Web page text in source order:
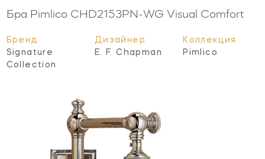
Бра Pimlico CHD2153PN-WG Visual Comfort
Бренд
Signature
Collection
Дизайнер
E. F. Chapman
Коллекция
Pimlico